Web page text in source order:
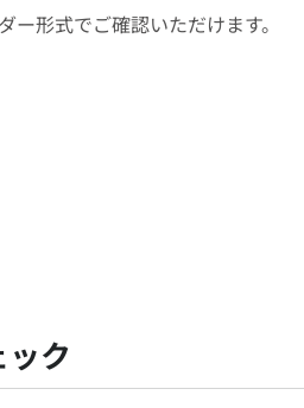
形式でご確認いただけます。
ク